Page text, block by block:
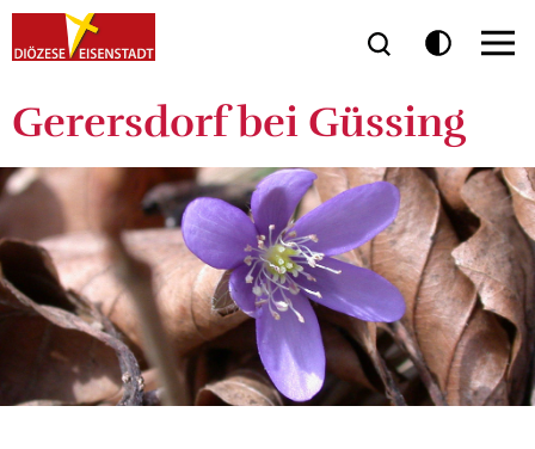
Gerersdorf bei Güssing